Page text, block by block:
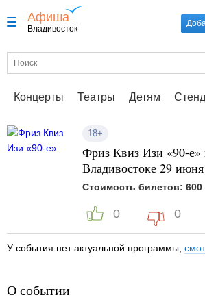
Афиша
Владивосток
Концерты Театры Детям
18+
Фриз Квиз Изи «90-е»
Владивостоке 29 июня
Стоимость билетов: 600
0 0
У события нет актуальной программы,
О событии